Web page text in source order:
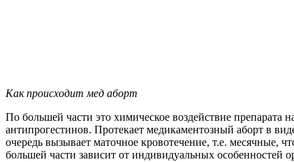
Как происходит мед аборт
По большей части это химическое воздействие препарата
антипрогестинов. Протекает медикаментозный аборт в
очередь вызывает маточное кровотечение, т.е. месячные,
большей части зависит от индивидуальных особенностей